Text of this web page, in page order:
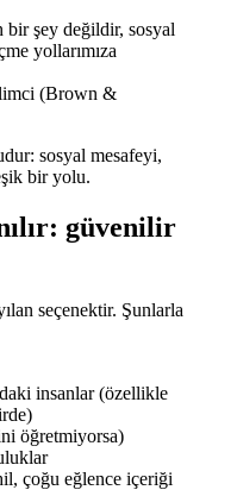
bir şey değildir, sosyal
yollarımıza
(Brown &
sosyal mesafeyi,
bir yolu.
güvenilir
seçenektir. Şunlarla
insanlar (özellikle
öğretmiyorsa)
çoğu eğlence içeriği